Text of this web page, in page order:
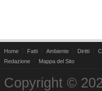
Home Fatti Ambiente Diritti
Redazione
Mappa del Sito
Copyright ©